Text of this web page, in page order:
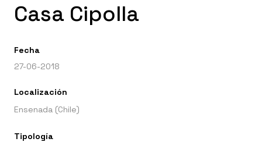
Casa Cipolla
Fecha
27-06-2018
Localización
Ensenada (Chile)
Tipología